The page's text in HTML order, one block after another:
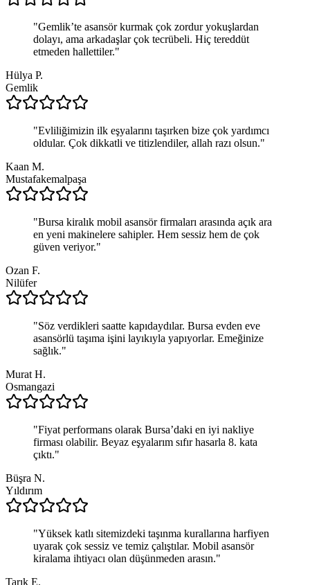
"Gemlik’te asansör kurmak çok zordur yokuşlardan
dolayı, ama arkadaşlar çok tecrübeli. Hiç tereddüt
etmeden hallettiler."
Hülya P.
Gemlik
"Evliliğimizin ilk eşyalarını taşırken bize çok yardımcı
oldular. Çok dikkatli ve titizlendiler, allah razı olsun."
Kaan M.
Mustafakemalpaşa
"Bursa kiralık mobil asansör firmaları arasında açık ara
en yeni makinelere sahipler. Hem sessiz hem de çok
güven veriyor."
Ozan F.
Nilüfer
"Söz verdikleri saatte kapıdaydılar. Bursa evden eve
asansörlü taşıma işini layıkıyla yapıyorlar. Emeğinize
sağlık."
Murat H.
Osmangazi
"Fiyat performans olarak Bursa’daki en iyi nakliye
firması olabilir. Beyaz eşyalarım sıfır hasarla 8. kata
çıktı."
Büşra N.
Yıldırım
"Yüksek katlı sitemizdeki taşınma kurallarına harfiyen
uyarak çok sessiz ve temiz çalıştılar. Mobil asansör
kiralama ihtiyacı olan düşünmeden arasın."
Tarık E.